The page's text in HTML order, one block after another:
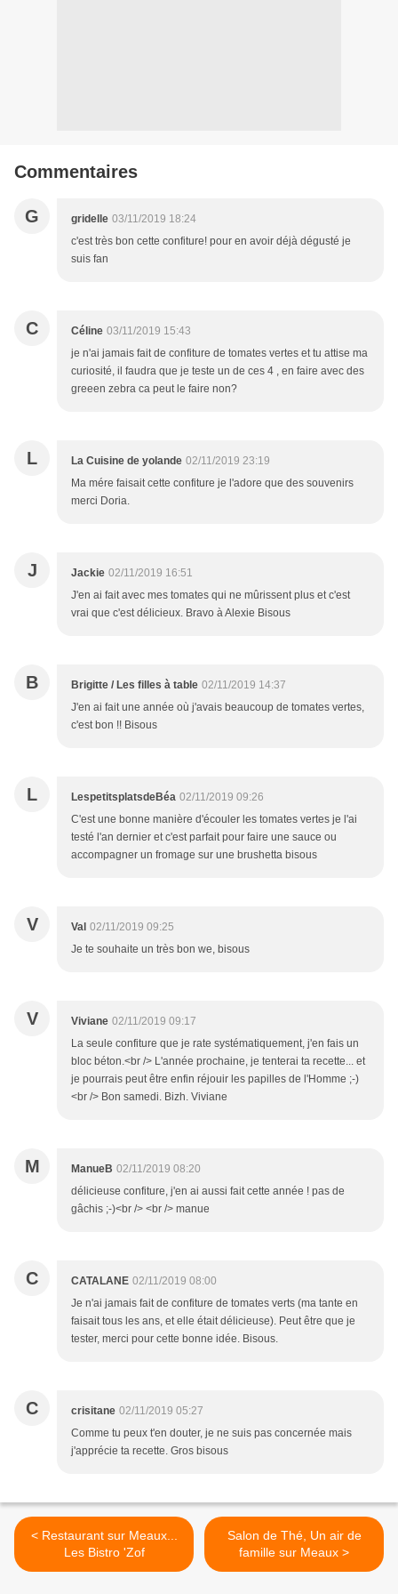
Commentaires
G gridelle 03/11/2019 18:24
c'est très bon cette confiture! pour en avoir déjà dégusté je
suis fan
C Céline 03/11/2019 15:43
je n'ai jamais fait de confiture de tomates vertes et tu attise ma
curiosité, il faudra que je teste un de ces 4 , en faire avec des
greeen zebra ca peut le faire non?
L La Cuisine de yolande 02/11/2019 23:19
Ma mére faisait cette confiture je l'adore que des souvenirs
merci Doria.
J Jackie 02/11/2019 16:51
J'en ai fait avec mes tomates qui ne mûrissent plus et c'est
vrai que c'est délicieux. Bravo à Alexie Bisous
B Brigitte / Les filles à table 02/11/2019 14:37
J'en ai fait une année où j'avais beaucoup de tomates vertes,
c'est bon !! Bisous
L LespetitsplatsdeBéa 02/11/2019 09:26
C'est une bonne manière d'écouler les tomates vertes je l'ai
testé l'an dernier et c'est parfait pour faire une sauce ou
accompagner un fromage sur une brushetta bisous
V Val 02/11/2019 09:25
Je te souhaite un très bon we, bisous
V Viviane 02/11/2019 09:17
La seule confiture que je rate systématiquement, j'en fais un
bloc béton.<br /> L'année prochaine, je tenterai ta recette... et
je pourrais peut être enfin réjouir les papilles de l'Homme ;-)
<br /> Bon samedi. Bizh. Viviane
M ManueB 02/11/2019 08:20
délicieuse confiture, j'en ai aussi fait cette année ! pas de
gâchis ;-)<br /> <br /> manue
C CATALANE 02/11/2019 08:00
Je n'ai jamais fait de confiture de tomates verts (ma tante en
faisait tous les ans, et elle était délicieuse). Peut être que je
tester, merci pour cette bonne idée. Bisous.
C crisitane 02/11/2019 05:27
Comme tu peux t'en douter, je ne suis pas concernée mais
j'apprécie ta recette. Gros bisous
< Restaurant sur Meaux...
Les Bistro 'Zof
Salon de Thé, Un air de
famille sur Meaux >